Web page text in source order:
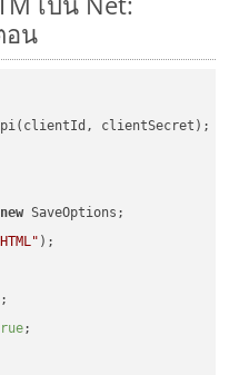
อน
clientSecret);
new SaveOptions;